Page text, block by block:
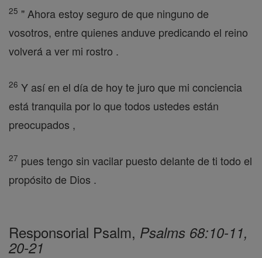
25 " Ahora estoy seguro de que ninguno de
vosotros, entre quienes anduve predicando el reino
volverá a ver mi rostro .
26 Y así en el día de hoy te juro que mi conciencia
está tranquila por lo que todos ustedes están
preocupados ,
27 pues tengo sin vacilar puesto delante de ti todo el
propósito de Dios .
Responsorial Psalm, Psalms 68:10-11,
20-21